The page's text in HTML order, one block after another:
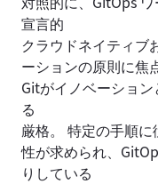
宣言的
クラウドネイティブ
ーションの原則に焦
Gitがイノベーショ
る
厳格。 特定の手順
性が求められ、
りしている